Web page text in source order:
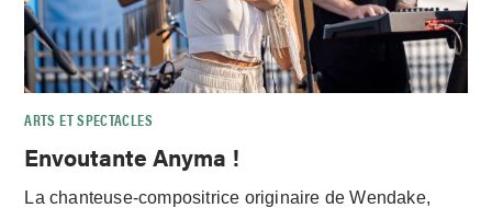
ARTS ET SPECTACLES
Envoutante Anyma !
La chanteuse-compositrice originaire de Wendake,